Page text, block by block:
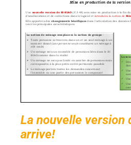
La nouvelle version
arrive!